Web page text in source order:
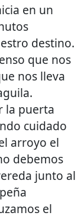
en un
destino.
que nos
nos lleva
la puerta
cuidado
arroyo el
debemos
junto al
el